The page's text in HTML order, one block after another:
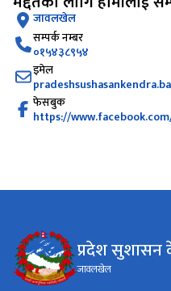
जावलखेल
सम्पर्क नम्बर
०१५४३८९५४
इमेल
फेसबुक
https://
प्रदेश सुशासन
जावलखेल